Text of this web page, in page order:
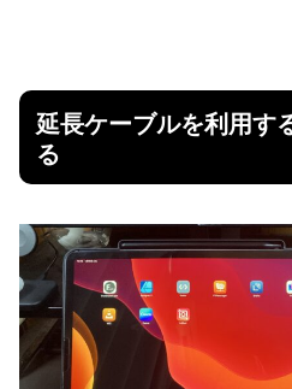
延長ケーブルを利用す
る